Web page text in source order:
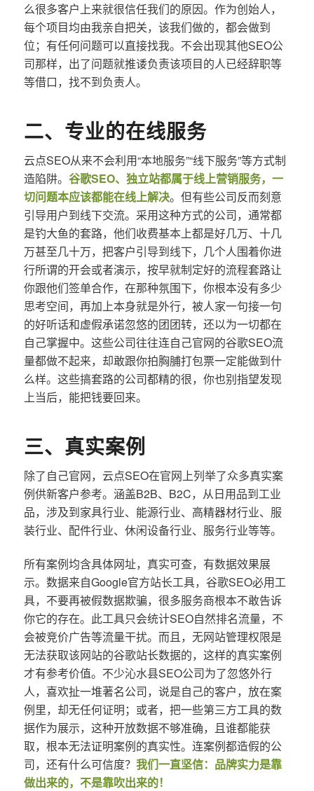
么很多客户上来就很信任我们的原因。作为创始人，
每个项目均由我亲自把关，该我们做的，都会做到
位；有任何问题可以直接找我。不会出现其他SEO公
司那样，出了问题就推诿负责该项目的人已经辞职等
等借口，找不到负责人。
二、专业的在线服务
云点SEO从来不会利用“本地服务”“线下服务”等方式制
造陷阱。 谷歌SEO、独立站都属于线上营销服务，一
切问题本应该都能在线上解决。但有些公司反而刻意
引导用户到线下交流。采用这种方式的公司，通常都
是钓大鱼的套路，他们收费基本上都是好几万、十几
万甚至几十万，把客户引导到线下，几个人围着你进
行所谓的开会或者演示，按早就制定好的流程套路让
你跟他们签单合作，在那种氛围下，你根本没有多少
思考空间，再加上本身就是外行，被人家一句接一句
的好听话和虚假承诺忽悠的团团转，还以为一切都在
自己掌握中。这些公司往往连自己官网的谷歌SEO流
量都做不起来，却敢跟你拍胸脯打包票一定能做到什
么样。这些搞套路的公司都精的很，你也别指望发现
上当后，能把钱要回来。
三、真实案例
除了自己官网，云点SEO在官网上列举了众多真实案
例供新客户参考。涵盖B2B、B2C，从日用品到工业
品，涉及到家具行业、能源行业、高精器材行业、服
装行业、配件行业、休闲设备行业、服务行业等等。
所有案例均含具体网址，真实可查，有数据效果展
示。数据来自Google官方站长工具，谷歌SEO必用工
具，不要再被假数据欺骗，很多服务商根本不敢告诉
你它的存在。此工具只会统计SEO自然排名流量，不
会被竞价广告等流量干扰。而且，无网站管理权限是
无法获取该网站的谷歌站长数据的，这样的真实案例
才有参考价值。不少沁水县SEO公司为了忽悠外行
人，喜欢扯一堆著名公司，说是自己的客户，放在案
例里，却无任何证明；或者，把一些第三方工具的数
据作为展示，这种开放数据不够准确，且谁都能获
取，根本无法证明案例的真实性。连案例都造假的公
司，还有什么可信度？ 我们一直坚信：品牌实力是靠
做出来的，不是靠吹出来的！